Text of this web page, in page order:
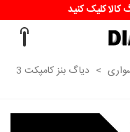
کالا کلیک کنید
>
دیاگ بنز کامپکت 3